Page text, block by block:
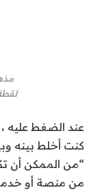
عند الضغط عليه
“من الممكن أن
من منصة أو خدمة